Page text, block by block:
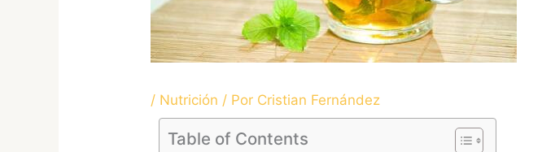
/ Nutrición / Por Cristian Fernández
Table of Contents